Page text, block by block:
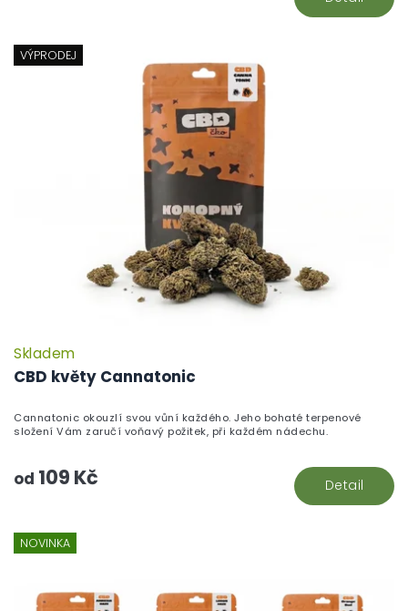
VÝPRODEJ
CBD květy Cannatonic
Skladem
od 109 Kč Detail
Cannatonic okouzlí svou vůní každého. Jeho bohaté terpenové
složení Vám zaručí voňavý požitek, při každém nádechu.
NOVINKA